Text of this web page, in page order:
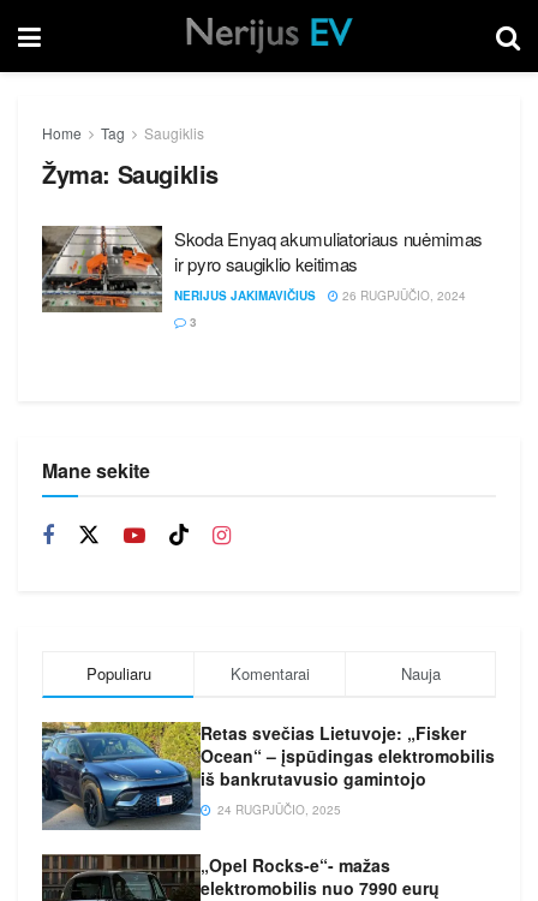
Home Tag Saugiklis
Žyma: Saugiklis
Skoda Enyaq akumuliatoriaus nuėmimas
ir pyro saugiklio keitimas
NERIJUS JAKIMAVIČIUS
26 RUGPJŪČIO, 2024
3
Mane sekite
Populiaru Komentarai Nauja
Retas svečias Lietuvoje: „Fisker
Ocean“ – įspūdingas elektromobilis
iš bankrutavusio gamintojo
24 RUGPJŪČIO, 2025
„Opel Rocks-e“- mažas
elektromobilis nuo 7990 eurų